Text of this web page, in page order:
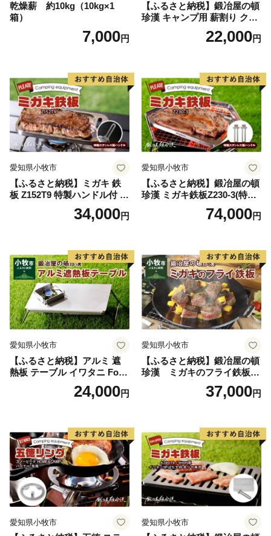
乾燥薪 約10kg（10kg×1
箱）
7,000円
【ふるさと納税】鍛冶屋の頓
珍漢 キャンプ用 薪割り クサ
ビ 簡単に割れる 転びにくい
ソロキャンプ 女性 お子様 黒
り寄せ 愛知県 小牧市 送料無
料
22,000円
愛知県小牧市
【ふるさと納税】ミガキ 鉄
板 Z152T9 特製ハンドル付 鍛
冶屋の頓珍漢 メスティン収
納可能 キャンプ アウトドア
用品 キャンプギア 鉄板料理
日本製 愛知県 送料無料
34,000円
愛知県小牧市
【ふるさと納税】鍛冶屋の頓
珍漢 ミガキ鉄板Z230-3(特製
ハンドル付)キャンプ アウト
ドア BBQ グランピング 極厚
日本製
74,000円
愛知県小牧市
【ふるさと納税】アルミ 遮
熱板 テーブル イワタニ Fore
Winds Micro Camp Stove F
W-MS01専用 折り畳みテーブ
ソロ ソロキャンプ グランピ
ング バーナー 風防 鍛冶屋の
頓珍漢 愛知県 小牧市 送料無
料
24,000円
愛知県小牧市
【ふるさと納税】鍛冶屋の頓
珍漢 ミガキのフライ鉄板
F220S アウトドア キャンプ
ソロ ソロキャンプ グランピ
37,000円
愛知県小牧市 愛知県小牧市